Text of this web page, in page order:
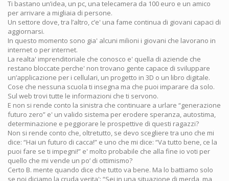
Ti bastano un’idea, un pc, una telecamera da 100 euro e un amico
per arrivare a migliaia di persone.
Un settore dove, tra l’altro, c’e' una fame continua di giovani capaci di
aggiornarsi.
In questo momento sono gia' alcuni milioni i giovani che lavorano in
internet o per internet.
La realta' imprenditoriale che conosco e' quella di aziende che
restano bloccate perche' non trovano gente capace di sviluppare
un’applicazione per i cellulari, un progetto in 3D o un libro digitale.
Cose che nessuna scuola ti insegna ma che puoi imparare da solo.
Sul web trovi tutte le informazioni che ti servono.
E non si rende conto la sinistra che continuare a urlare “generazione
futuro zero” e' un valido sistema per erodere speranza, autostima,
determinazione e peggiorare le prospettive di questi ragazzi?
Non si rende conto che, oltretutto, se devo scegliere tra uno che mi
dice: “Hai un futuro di cacca!” e uno che mi dice: “Va tutto bene, ce la
puoi fare se ti impegni!” e' molto probabile che alla fine io voti per
quello che mi vende un po’ di ottimismo?
Certo B. mente quando dice che tutto va bene. Ma lo battiamo solo
se noi diciamo la cruda verita': “Sei in una situazione di merda, ma